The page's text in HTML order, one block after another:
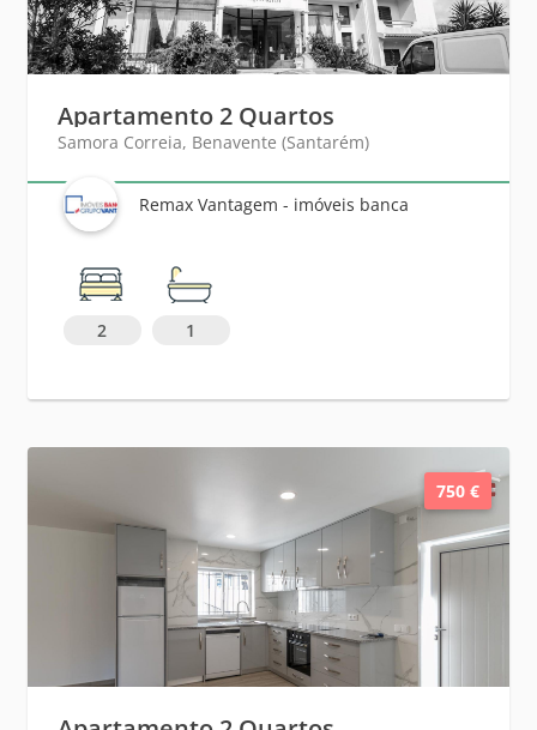
Apartamento 2 Quartos
Samora Correia, Benavente (Santarém)
Remax Vantagem - imóveis banca
2 1
750 €